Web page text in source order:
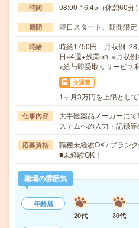
時間 08:00-16:45（休憩60分
期間 即日スタート、期間限
時給
時給1750円 月収例 28
日×4週+残業5h ※月収例
※給与即受取りサービス
交通費
1ヶ月3万円を上限とし
仕事内容
大手医薬品メーカーに
ステムへの入力・記録
応募資格
職種未経験OK / ブラン
■未経験OK！
職場の雰囲気
年齢層
20代
30代